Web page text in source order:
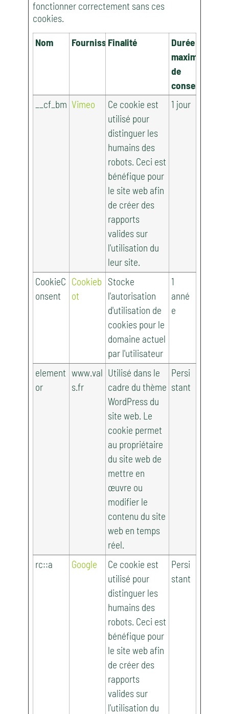
fonctionner correctement sans ces
cookies.
Nom FournisseurFinalité
Durée
maximale
de
conservation
__cf_bm Vimeo
Ce cookie est
utilisé pour
distinguer les
humains des
robots. Ceci est
bénéfique pour
le site web afin
de créer des
rapports
valides sur
l'utilisation du
leur site.
1 jour
CookieC
onsent
Cookieb
ot
Stocke
l'autorisation
d'utilisation de
cookies pour le
domaine actuel
par l'utilisateur
1
anné
e
element
or
www.val
s.fr
Utilisé dans le
cadre du thème
WordPress du
site web. Le
cookie permet
au propriétaire
du site web de
mettre en
œuvre ou
modifier le
contenu du site
web en temps
réel.
Persi
stant
rc::a Google
Ce cookie est
utilisé pour
distinguer les
humains des
robots. Ceci est
bénéfique pour
le site web afin
de créer des
rapports
valides sur
l'utilisation du
Persi
stant